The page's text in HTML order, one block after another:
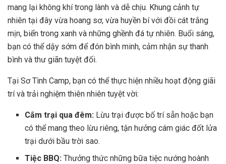
mang lại không khí trong lành và dễ chịu. Khung cảnh tự
nhiên tại đây vừa hoang sơ, vừa huyền bí với đồi cát trắng
mịn, biển trong xanh và những ghềnh đá tự nhiên. Buổi sáng,
bạn có thể dậy sớm để đón bình minh, cảm nhận sự thanh
bình và thư giãn tuyệt đối.
Tại Sơ Tình Camp, bạn có thể thực hiện nhiều hoạt động giãi
trí và trải nghiệm thiên nhiên tuyệt vời:
Cắm trại qua đêm: Lừu trại được bố trí sẵn hoặc bạn
có thể mang theo lừu riêng, tận hưởng cám giác đốt lửa
trại dưới bầu trời sao.
Tiệc BBQ: Thưởng thức những bữa tiệc nướng hoành